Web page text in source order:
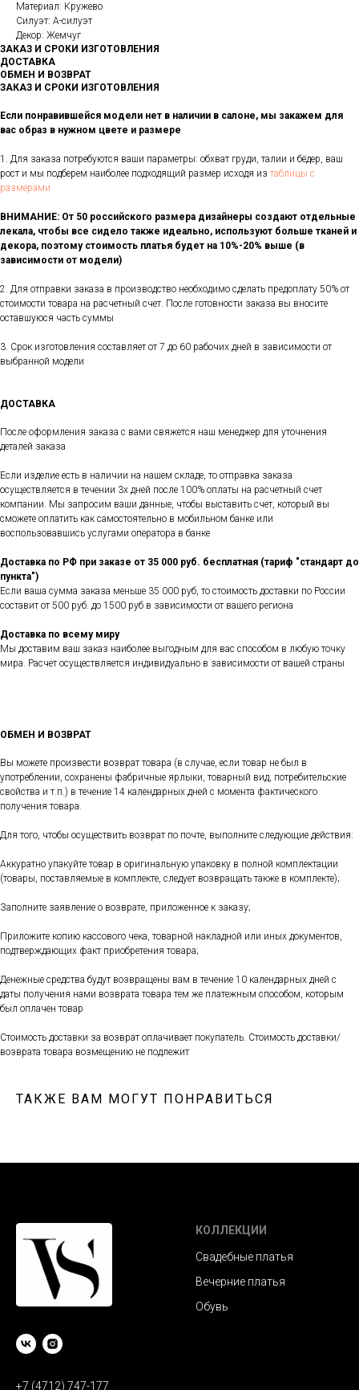
Материал: Кружево
Силуэт: А-силуэт
Декор: Жемчуг
ЗАКАЗ И СРОКИ ИЗГОТОВЛЕНИЯ
ДОСТАВКА
ОБМЕН И ВОЗВРАТ
ЗАКАЗ И СРОКИ ИЗГОТОВЛЕНИЯ
Если понравившейся модели нет в наличии в салоне, мы закажем для
вас образ в нужном цвете и размере
1. Для заказа потребуются ваши параметры: обхват груди, талии и бёдер, ваш
рост и мы подберем наиболее подходящий размер исходя из таблицы с
размерами
ВНИМАНИЕ: От 50 российского размера дизайнеры создают отдельные
лекала, чтобы все сидело также идеально, используют больше тканей и
декора, поэтому стоимость платья будет на 10%-20% выше (в
зависимости от модели)
2. Для отправки заказа в производство необходимо сделать предоплату 50% от
стоимости товара на расчетный счет. После готовности заказа вы вносите
оставшуюся часть суммы
3. Срок изготовления составляет от 7 до 60 рабочих дней в зависимости от
выбранной модели
ДОСТАВКА
После оформления заказа с вами свяжется наш менеджер для уточнения
деталей заказа
Если изделие есть в наличии на нашем складе, то отправка заказа
осуществляется в течении 3х дней после 100% оплаты на расчетный счет
компании. Мы запросим ваши данные, чтобы выставить счет, который вы
сможете оплатить как самостоятельно в мобильном банке или
воспользовавшись услугами оператора в банке
Доставка по РФ при заказе от 35 000 руб. бесплатная (тариф "стандарт до
пункта")
Если ваша сумма заказа меньше 35 000 руб, то стоимость доставки по России
составит от 500 руб. до 1500 руб в зависимости от вашего региона
Доставка по всему миру
Мы доставим ваш заказ наиболее выгодным для вас способом в любую точку
мира. Расчет осуществляется индивидуально в зависимости от вашей страны
ОБМЕН И ВОЗВРАТ
Вы можете произвести возврат товара (в случае, если товар не был в
употреблении, сохранены фабричные ярлыки, товарный вид, потребительские
свойства и т.п.) в течение 14 календарных дней с момента фактического
получения товара.
Для того, чтобы осуществить возврат по почте, выполните следующие действия:
Аккуратно упакуйте товар в оригинальную упаковку в полной комплектации
(товары, поставляемые в комплекте, следует возвращать также в комплекте);
Заполните заявление о возврате, приложенное к заказу;
Приложите копию кассового чека, товарной накладной или иных документов,
подтверждающих факт приобретения товара;
Денежные средства будут возвращены вам в течение 10 календарных дней с
даты получения нами возврата товара тем же платежным способом, которым
был оплачен товар
Стоимость доставки за возврат оплачивает покупатель. Стоимость доставки/
возврата товара возмещению не подлежит
ТАКЖЕ ВАМ МОГУТ ПОНРАВИТЬСЯ
+7 (4712) 747-177
КОЛЛЕКЦИИ
Свадебные платья
Вечерние платья
Обувь